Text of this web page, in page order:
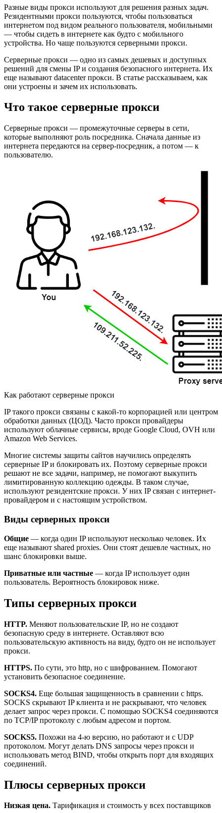
Разные виды прокси используют для решения разных задач.
Резидентными прокси пользуются, чтобы пользоваться
интернетом под видом реального пользователя, мобильными
— чтобы сидеть в интернете как будто с мобильного
устройства. Но чаще пользуются серверными прокси.
Серверные прокси — одно из самых дешевых и доступных
решений для смены IP и создания безопасного интернета. Их
еще называют datacenter прокси. В статье рассказываем, как
они устроены и зачем их использовать.
Что такое серверные прокси
Серверные прокси — промежуточные серверы в сети,
которые выполняют роль посредника. Сначала данные из
интернета передаются на сервер-посредник, а потом — к
пользователю.
Как работают серверные прокси
IP такого прокси связаны с какой-то корпорацией или центром
обработки данных (ЦОД). Часто прокси провайдеры
используют облачные сервисы, вроде Google Cloud, OVH или
Amazon Web Services.
Многие системы защиты сайтов научились определять
серверные IP и блокировать их. Поэтому серверные прокси
решают не все задачи, например, не помогают выкупить
лимитированную коллекцию одежды. В таком случае,
используют резидентские прокси. У них IP связан с интернет-
провайдером и с настоящим устройством.
Виды серверных прокси
Общие — когда один IP используют несколько человек. Их
еще называют shared proxies. Они стоят дешевле частных, но
шанс блокировки выше.
Приватные или частные — когда IP использует один
пользователь. Вероятность блокировок ниже.
Типы серверных прокси
HTTP. Меняют пользовательские IP, но не создают
безопасную среду в интернете. Оставляют всю
пользовательскую активность на виду, будто он не использует
прокси.
HTTPS. По сути, это http, но с шифрованием. Помогают
установить безопасное соединение.
SOCKS4. Еще большая защищенность в сравнении с https.
SOCKS скрывают IP клиента и не раскрывают, что человек
делает запрос через прокси. С помощью SOCKS4 соединяются
по TCP/IP протоколу с любым адресом и портом.
SOCKS5. Похожи на 4-ю версию, но работают и с UDP
протоколом. Могут делать DNS запросы через прокси и
использовать метод BIND, чтобы открыть порт для входящих
соединений.
Плюсы серверных прокси
Низкая цена. Тарификация и стоимость у всех поставщиков